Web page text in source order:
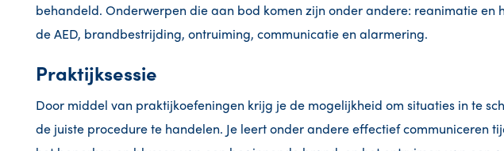
behandeld. Onderwerpen die aan bod komen zijn onder andere: reanimatie en
de AED, brandbestrijding, ontruiming, communicatie en alarmering.
Praktijksessie
Door middel van praktijkoefeningen krijg je de mogelijkheid om situaties in te
de juiste procedure te handelen. Je leert onder andere effectief communiceren